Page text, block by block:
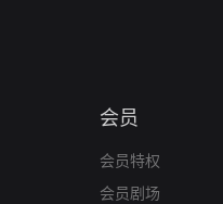
会员
会员特权
会员剧场